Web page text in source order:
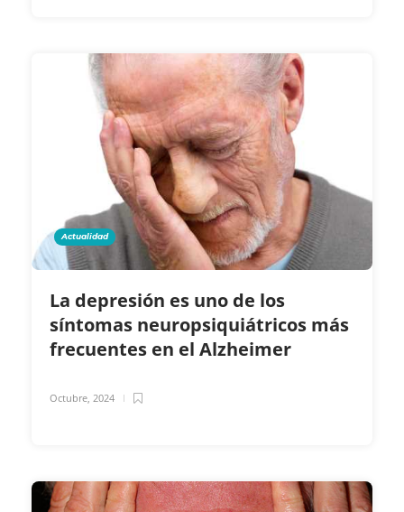
Actualidad
La depresión es uno de los
síntomas neuropsiquiátricos más
frecuentes en el Alzheimer
Octubre, 2024